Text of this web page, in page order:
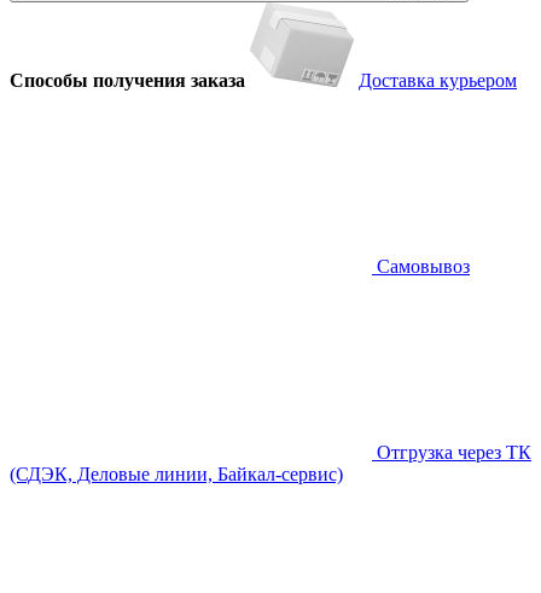
Способы получения заказа Доставка курьером
Самовывоз
Отгрузка через ТК
(СДЭК, Деловые линии, Байкал-сервис)